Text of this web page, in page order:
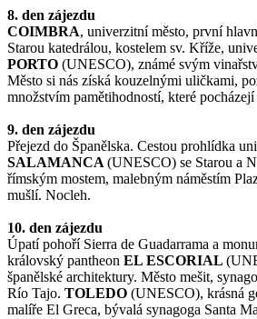
8. den zájezdu
COIMBRA, univerzitní město, první
Starou katedrálou, kostelem sv. Kříže,
PORTO (UNESCO), známé svým
Město si nás získá kouzelnými uličkami,
množstvím pamětihodností, které
9. den zájezdu
Přejezd do Španělska. Cestou prohlídka
SALAMANCA (UNESCO) se Starou a
římským mostem, malebným náměstím
mušlí. Nocleh.
10. den zájezdu
Úpatí pohoří Sierra de Guadarrama a
královský pantheon EL ESCORIAL
španělské architektury. Město mešit,
Río Tajo. TOLEDO (UNESCO), krásná
malíře El Greca, bývalá synagoga Santa